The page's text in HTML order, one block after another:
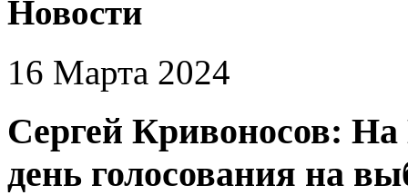
Новости
16 Марта 2024
Сергей Кривоносов:
день голосования на